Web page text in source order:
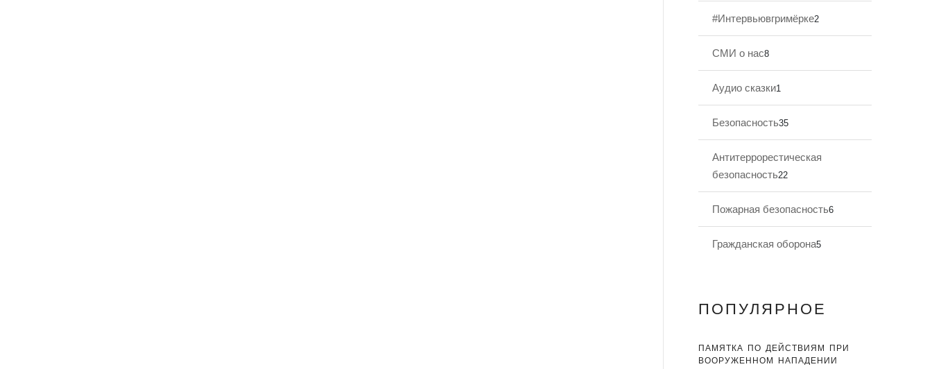
#Интервьювгримёрке2
СМИ о нас8
Аудио сказки1
Безопасность35
Антитеррорестическая
безопасность22
Пожарная безопасность6
Гражданская оборона5
ПОПУЛЯРНОЕ
ПАМЯТКА ПО ДЕЙСТВИЯМ ПРИ
ВООРУЖЕННОМ НАПАДЕНИИ